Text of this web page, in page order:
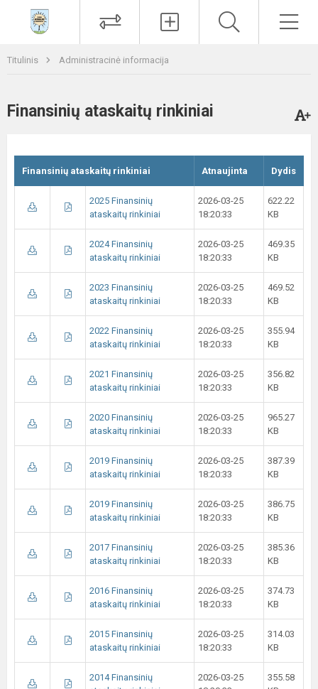
Titulinis Administracinė informacija
Finansinių ataskaitų rinkiniai
Finansinių ataskaitų rinkiniai Atnaujinta Dydis
2025 Finansinių
ataskaitų rinkiniai
2026-03-25
18:20:33
622.22
KB
2024 Finansinių
ataskaitų rinkiniai
2026-03-25
18:20:33
469.35
KB
2023 Finansinių
ataskaitų rinkiniai
2026-03-25
18:20:33
469.52
KB
2022 Finansinių
ataskaitų rinkiniai
2026-03-25
18:20:33
355.94
KB
2021 Finansinių
ataskaitų rinkiniai
2026-03-25
18:20:33
356.82
KB
2020 Finansinių
ataskaitų rinkiniai
2026-03-25
18:20:33
965.27
KB
2019 Finansinių
ataskaitų rinkiniai
2026-03-25
18:20:33
387.39
KB
2019 Finansinių
ataskaitų rinkiniai
2026-03-25
18:20:33
386.75
KB
2017 Finansinių
ataskaitų rinkiniai
2026-03-25
18:20:33
385.36
KB
2016 Finansinių
ataskaitų rinkiniai
2026-03-25
18:20:33
374.73
KB
2015 Finansinių
ataskaitų rinkiniai
2026-03-25
18:20:33
314.03
KB
2014 Finansinių
2026-03-25
355.58